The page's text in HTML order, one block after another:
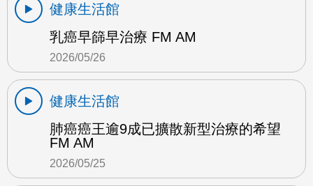
健康生活館
乳癌早篩早治療 FM AM
2026/05/26
健康生活館
肺癌癌王逾9成已擴散新型治療的希望
FM AM
2026/05/25